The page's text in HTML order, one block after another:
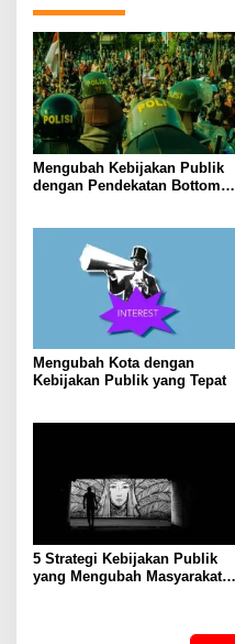
Mengubah Kebijakan Publik
dengan Pendekatan Bottom-
Mengubah Kota dengan
Kebijakan Publik yang Tepat
5 Strategi Kebijakan Publik
yang Mengubah Masyarakat